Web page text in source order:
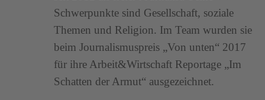
Schwerpunkte sind Gesellschaft, soziale
Themen und Religion. Im Team wurden sie
beim Journalismuspreis „Von unten“ 2017
für ihre Arbeit&Wirtschaft Reportage „Im
Schatten der Armut“ ausgezeichnet.